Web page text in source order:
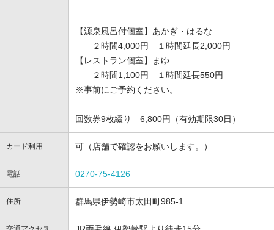
【源泉風呂付個室】あかぎ・はるな
２時間4,000円 １時間延長2,000円
【レストラン個室】まゆ
２時間1,100円 １時間延長550円
※事前にご予約ください。
回数券9枚綴り 6,800円（有効期限30日）
カード利用 可（店舗で確認をお願いします。）
電話 0270-75-4126
住所 群馬県伊勢崎市太田町985-1